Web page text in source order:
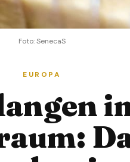
Foto: SenecaS
EUROPA